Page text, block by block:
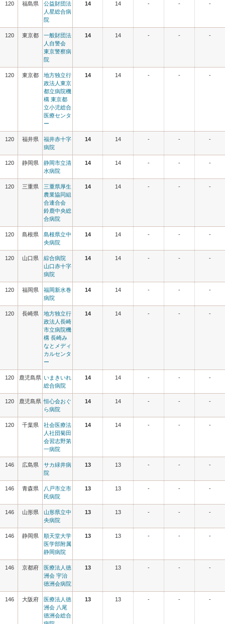
120 福島県
公益財団法
人星総合病
院
14 14 - - -
120 東京都
一般財団法
人自警会
東京警察病
院
14 14 - - -
120 東京都
地方独立行
政法人東京
都立病院機
構 東京都
立小児総合
医療センタ
ー
14 14 - - -
120 福井県
福井赤十字
病院
14 14 - - -
120 静岡県
静岡市立清
水病院
14 14 - - -
120 三重県
三重県厚生
農業協同組
合連合会
鈴鹿中央総
合病院
14 14 - - -
120 島根県
島根県立中
央病院
14 14 - - -
120 山口県
綜合病院
山口赤十字
病院
14 14 - - -
120 福岡県
福岡新水巻
病院
14 14 - - -
120 長崎県
地方独立行
政法人長崎
市立病院機
構 長崎み
なとメディ
カルセンタ
ー
14 14 - - -
120 鹿児島県 いまきいれ
総合病院
14 14 - - -
120 鹿児島県 恒心会おぐ
ら病院
14 14 - - -
120 千葉県
社会医療法
人社団菊田
会習志野第
一病院
14 14 - - -
146 広島県
サカ緑井病
院
13 13 - - -
146 青森県
八戸市立市
民病院
13 13 - - -
146 山形県
山形県立中
央病院
13 13 - - -
146 静岡県
順天堂大学
医学部附属
静岡病院
13 13 - - -
146 京都府
医療法人徳
洲会 宇治
徳洲会病院
13 13 - - -
146 大阪府
医療法人徳
洲会 八尾
徳洲会総合
13 13 - - -